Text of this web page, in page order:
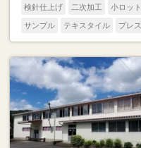
検針仕上げ 二次加工 小ロット
サンプル テキスタイル プレス
刺繍 プリント 縫製 裁断
パターン